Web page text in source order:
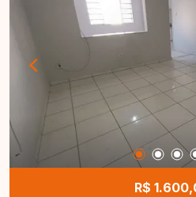
proporcionando conforto para
condomínio conta com
garantindo mais
moradores. Uma excelente oportunidade para
morar em uma região bem
a praticidade que você
e agende sua visita!
R$